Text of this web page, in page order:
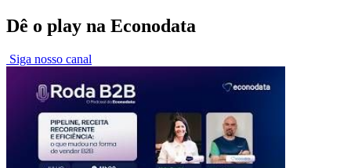
Dê o play na Econodata
Siga nosso canal